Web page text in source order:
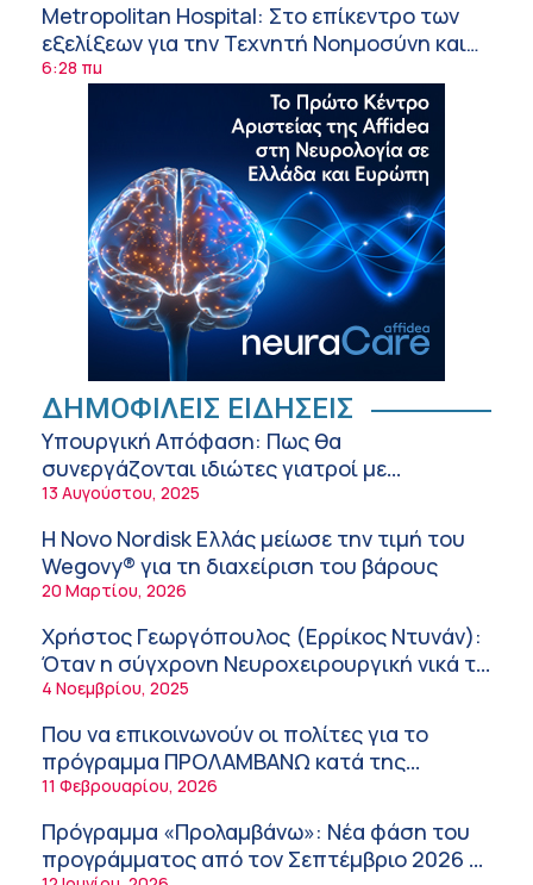
Metropolitan Hospital: Στο επίκεντρο των
εξελίξεων για την Τεχνητή Νοημοσύνη και
την Ογκολογία
6:28 πμ
Παύλος Γιαννακόπουλος – ΒΙΑΝΕΞ
Στέλιος Λιανός – INTERAMERICAN / Αθηναϊκή
Γενική Κλινική
5:17 πμ
Σε Λαμία και Καρδίτσα ο Υπουργός Υγείας
Άδ. Γεωργιάδης για την παραλαβή 7
ασθενοφόρων του ΕΚΑΒ και τα εγκαίνια του
Πόσο μας επηρεάζει ο ύπνος με ανεμιστήρα
ή air-condition το καλοκαίρι
11:34 πμ
Randy Schekman, Νομπελίστας Ιατρικής:
«Σε πέντε χρόνια μπορεί να έχουμε
θεραπεία που αναστέλλει την εξέλιξη του
Πάρκινσον»
9:24 πμ
Αντώνης Βουκλαρής – «ΕΡΡΙΚΟΣ ΝΤΥΝΑΝ»
9:18 πμ
Πώς να προλάβετε και να αντιμετωπίσετε τη
διάρροια των ταξιδιωτών
8:30 πμ
Ευμενής Καραφυλλίδης (Metropolitan
General): Γιατί η διατροφή πρέπει να
καθοδηγείται από κλινικό διαιτολόγο;
7:37 πμ
Ιωάννης Μπολέτης – ΩΝΑΣΕΙΟ
5:42 πμ
ΔΗΜΟΦΙΛΕΙΣ ΕΙΔΗΣΕΙΣ
Υπουργική Απόφαση: Πως θα
συνεργάζονται ιδιώτες γιατροί με
νοσοκομεία του δημοσίου συστήματος
13 Αυγούστου, 2025
Η Novo Nordisk Ελλάς μείωσε την τιμή του
Wegovy® για τη διαχείριση του βάρους
20 Μαρτίου, 2026
Χρήστος Γεωργόπουλος (Ερρίκος Ντυνάν):
Όταν η σύγχρονη Νευροχειρουργική νικά το
φόβο!
4 Νοεμβρίου, 2025
Που να επικοινωνούν οι πολίτες για το
πρόγραμμα ΠΡΟΛΑΜΒΑΝΩ κατά της
παχυσαρκίας
11 Φεβρουαρίου, 2026
Πρόγραμμα «Προλαμβάνω»: Νέα φάση του
προγράμματος από τον Σεπτέμβριο 2026 –